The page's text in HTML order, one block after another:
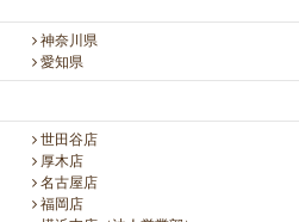
神奈川県
愛知県
世田谷店
厚木店
名古屋店
福岡店